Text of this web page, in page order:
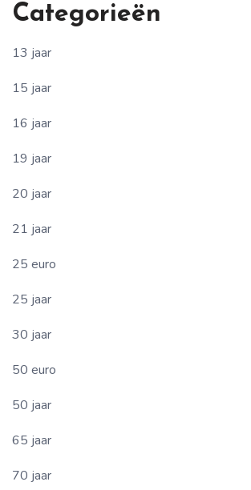
Categorieën
13 jaar
15 jaar
16 jaar
19 jaar
20 jaar
21 jaar
25 euro
25 jaar
30 jaar
50 euro
50 jaar
65 jaar
70 jaar